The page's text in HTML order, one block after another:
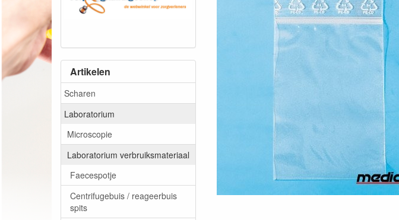
Artikelen
Scharen
Laboratorium
Microscopie
Laboratorium verbruiksmateriaal
Faecespotje
Centrifugebuis / reageerbuis
spits